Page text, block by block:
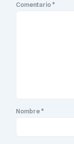
Comentario*
Nombre*